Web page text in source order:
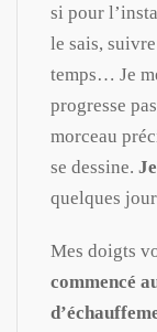
si pour
le sais,
temps… Je
progresse
morceau
se dessine.
quelques
Mes doigts
commencé